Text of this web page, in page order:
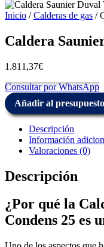
Inicio /Calderas de gas /
Caldera
1.811,37€
Consultar por WhatsApp
Añadir al presupuesto
Descripción
Información
Valoraciones (0)
Descripción
¿Por qué la
Condens 25 es